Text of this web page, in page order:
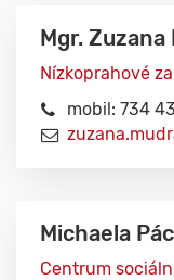
Mgr. Zuzana
Nízkoprahové
mobil: 734
Michaela
Centrum